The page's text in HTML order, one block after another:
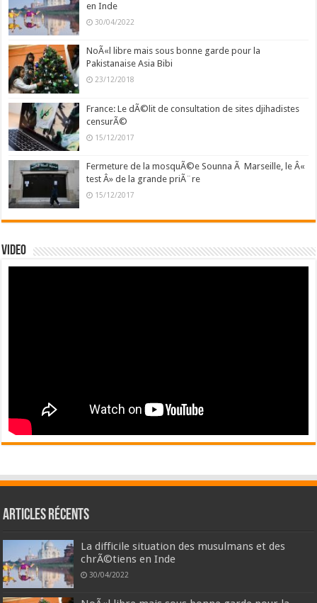
en Inde
30/04/2022
NoÃ«l libre mais sous bonne garde pour la
Pakistanaise Asia Bibi
23/12/2018
France: Le dÃ©lit de consultation de sites djihadistes
censurÃ©
15/12/2017
Fermeture de la mosquÃ©e Sounna Ã Marseille, le Â«
test Â» de la grande priÃ¨re
15/12/2017
Video
Articles récents
La difficile situation des musulmans et des
chrÃ©tiens en Inde
30/04/2022